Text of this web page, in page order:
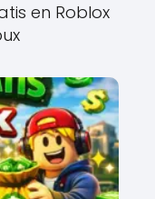
en Roblox